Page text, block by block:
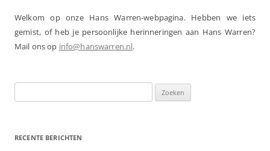
Welkom op onze Hans Warren-webpagina. Hebben we iets
gemist, of heb je persoonlijke herinneringen aan Hans Warren?
Mail ons op info@hanswarren.nl.
naar:
RECENTE BERICHTEN